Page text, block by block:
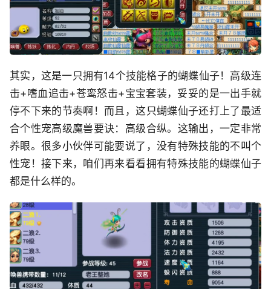
其实，这是一只拥有14个技能格子的蝴蝶仙子！高级连
击+嗜血追击+苍鸾怒击+宝宝套装，妥妥的是一出手就
停不下来的节奏啊！而且，这只蝴蝶仙子还打上了最适
合个性宠高级魔兽要诀：高级合纵。这输出，一定非常
养眼。很多小伙伴可能要说了，没有特殊技能的不叫个
性宠！接下来，咱们再来看看拥有特殊技能的蝴蝶仙子
都是什么样的。